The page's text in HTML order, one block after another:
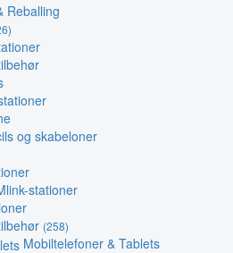
Reballing
og skabeloner
stationer
(258)
Mobiltelefoner & Tablets